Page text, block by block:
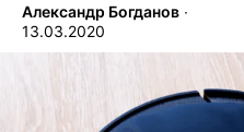
Александр Богданов ∙
13.03.2020